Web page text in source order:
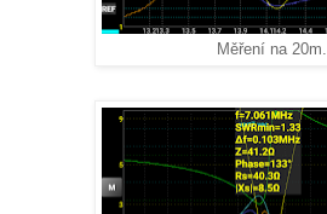
Měření na 20m.